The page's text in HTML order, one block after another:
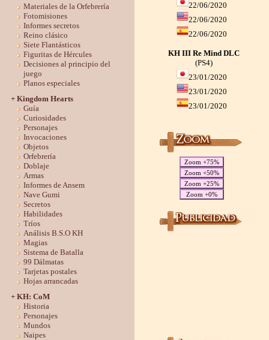
Materiales de la Orfebrería
Fotomisiones
Informes secretos
Reino clásico
Siete Flantásticos
Figuritas de Hércules
Decisiones al principio del
juego
Planos especiales
+ Kingdom Hearts
Guía
Curiosidades
Personajes
Invocaciones
Objetos
Orfebrería
Doblaje
Armas
Informes de Ansem
Nave Gumi
Secretos
Habilidades
Tríos
Análisis B.S.O KH
Magias
Sistema de Batalla
99 Dálmatas
Tarjetas postales
Hojas arrancadas
+ KH: CoM
Historia
Personajes
Mundos
Naipes
22/06/2020
22/06/2020
22/06/2020
KH III Re Mind DLC
(PS4)
23/01/2020
23/01/2020
23/01/2020
Zoom +75%
Zoom +50%
Zoom +25%
Zoom +0%